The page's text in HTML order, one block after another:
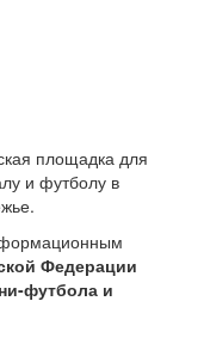
площадка для
и футболу в
Федерации
футбола и